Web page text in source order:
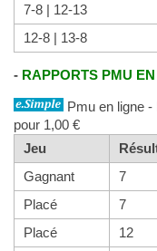
7-8 | 12-13
12-8 | 13-8
- RAPPORTS PMU
Pmu en ligne
pour 1,00 €
Jeu
Gagnant
7
Placé
7
Placé
12